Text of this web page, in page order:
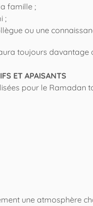
famille ;
;
ou une
toujours davantage
ET APAISANTS
pour le Ramadan
une atmosphère